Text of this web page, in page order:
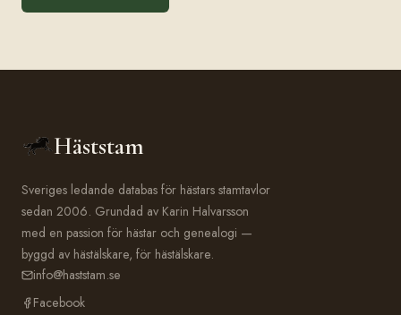
Häststam
Sveriges ledande databas för hästars stamtavlor
sedan 2006. Grundad av Karin Halvarsson
med en passion för hästar och genealogi —
byggd av hästälskare, för hästälskare.
info@haststam.se
Facebook